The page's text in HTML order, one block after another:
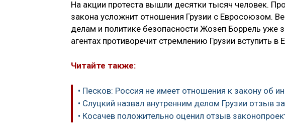
На акции протеста вышли десятки тысяч человек.
закона усложнит отношения Грузии с Евросоюзом.
делам и политике безопасности Жозеп Боррель уже
агентах противоречит стремлению Грузии вступить в
Читайте также:
• Песков: Россия не имеет отношения к закону об
• Слуцкий назвал внутренним делом Грузии отзыв
• Косачев положительно оценил отзыв